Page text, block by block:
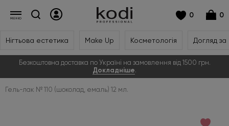
0 0
Нігтьова естетика Make Up Косметологія Догляд
Безкоштовна доставка по Україні на замовлення від 1500 грн.
Докладніше.
Гель-лак № 110 (шоколад, емаль) 12 мл.